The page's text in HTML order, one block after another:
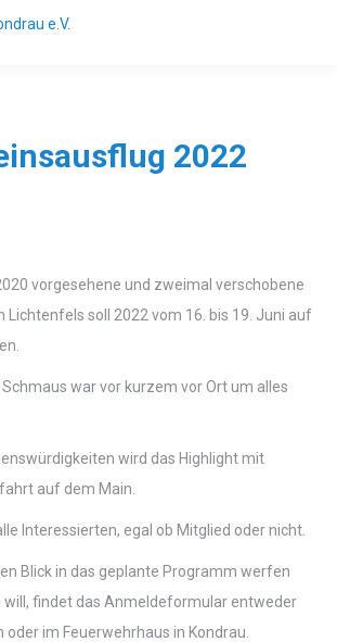
2022
vorgesehene und zweimal verschobene
Lichtenfels soll 2022 vom 16. bis 19. Juni auf
war vor kurzem vor Ort um alles
wird das Highlight mit
auf dem Main.
Interessierten, egal ob Mitglied oder nicht.
Blick in das geplante Programm werfen
will, findet das Anmeldeformular entweder
oder im Feuerwehrhaus in Kondrau.